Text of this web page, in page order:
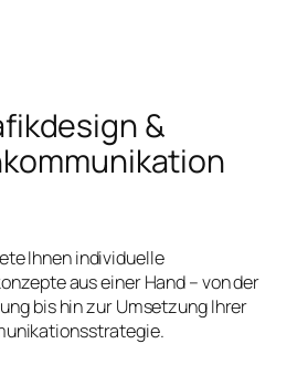
&
Ihnen individuelle
aus einer Hand – von der
bis hin zur Umsetzung Ihrer